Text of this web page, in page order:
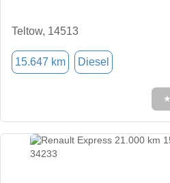
Teltow, 14513
15.647 km Diesel
★